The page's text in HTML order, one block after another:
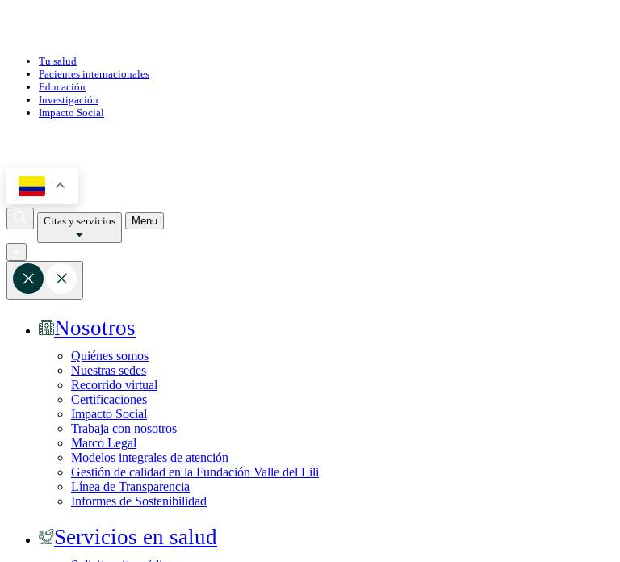
Tu salud
Pacientes internacionales
Educación
Investigación
Impacto Social
Citas y servicios Menu
Nosotros
Quiénes somos
Nuestras sedes
Recorrido virtual
Certificaciones
Impacto Social
Trabaja con nosotros
Marco Legal
Modelos integrales de atención
Gestión de calidad en la Fundación Valle del Lili
Línea de Transparencia
Informes de Sostenibilidad
Servicios en salud